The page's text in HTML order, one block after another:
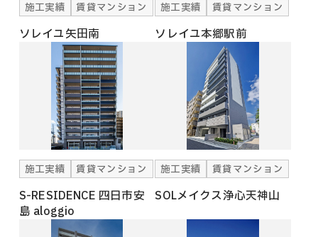
施工実績 賃貸マンション
ソレイユ矢田南
施工実績 賃貸マンション
ソレイユ本郷駅前
施工実績 賃貸マンション
S-RESIDENCE 四日市安
島 aloggio
施工実績 賃貸マンション
SOLメイクス浄心天神山